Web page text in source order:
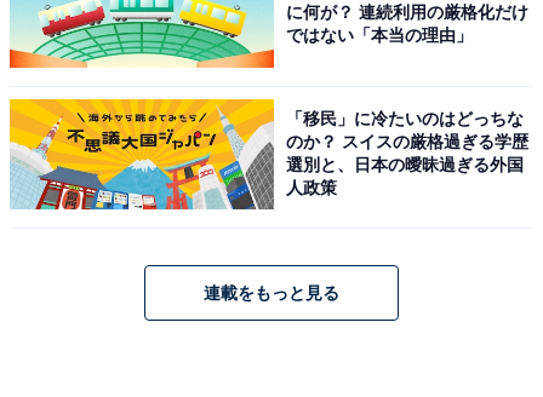
に何が？ 連続利用の厳格化だけ
ではない「本当の理由」
「移民」に冷たいのはどっちな
のか？ スイスの厳格過ぎる学歴
選別と、日本の曖昧過ぎる外国
人政策
連載をもっと見る